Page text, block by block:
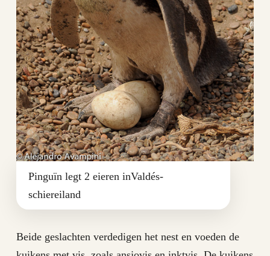
Pinguïn legt 2 eieren inValdés-
schiereiland
Beide geslachten verdedigen het nest en voeden de